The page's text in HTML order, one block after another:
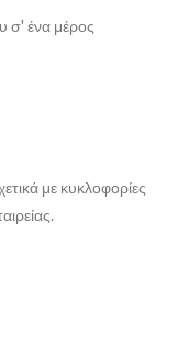
σ' ένα μέρος
με κυκλοφορίες